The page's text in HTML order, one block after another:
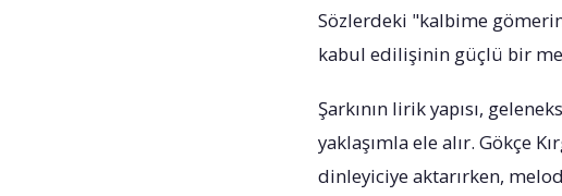
Sözlerdeki "kalbime
kabul edilişinin güçlü bir
Şarkının lirik yapısı,
yaklaşımla ele alır. Gökçe
dinleyiciye aktarırken,